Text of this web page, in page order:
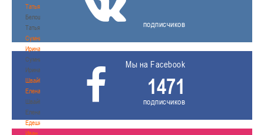
Татьяна
Белошапко
Татьяна
Сумникова
Ирина
Сумникова
Ирина
Швайбович
Елена
Швайбович
Елена
Едешко
Иван
подписчиков
Мы на Facebook
1471
подписчиков